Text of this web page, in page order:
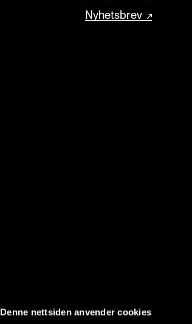
Denne nettsiden anvender cookies
Nyhetsbrev